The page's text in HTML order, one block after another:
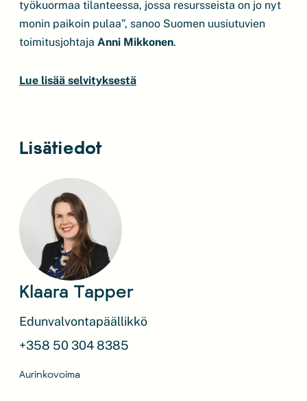
työkuormaa tilanteessa, jossa resursseista on jo nyt
monin paikoin pulaa”, sanoo Suomen uusiutuvien
toimitusjohtaja Anni Mikkonen.
Lue lisää selvityksestä
Lisätiedot
Klaara Tapper
Edunvalvontapäällikkö
+358 50 304 8385
Aurinkovoima